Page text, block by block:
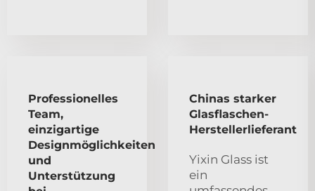
Professionelles
Team,
einzigartige
Designmöglichkeiten
und
Unterstützung
Chinas starker
Glasflaschen-
Herstellerlieferant
Yixin Glass ist
ein